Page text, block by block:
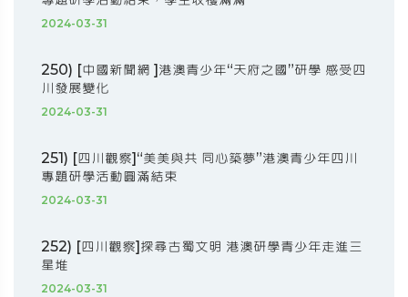
2024-03-31
250) [中國新聞網 ]港澳青少年“天府之國”研學 感受四
川發展變化
2024-03-31
251) [四川觀察]“美美與共 同心築夢”港澳青少年四川
專題研學活動圓滿結束
2024-03-31
252) [四川觀察]探尋古蜀文明 港澳研學青少年走進三
星堆
2024-03-31